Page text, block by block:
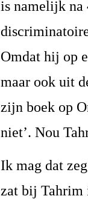
is namelijk na
Omdat hij op
maar ook uit
zijn boek op
niet’. Nou
Ik mag dat
zat bij Tahrim